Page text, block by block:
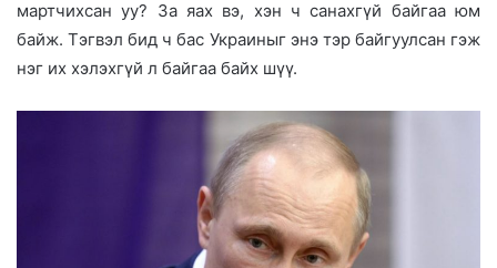
мартчихсан уу? За яах вэ, хэн ч санахгүй байгаа юм
байж. Тэгвэл бид ч бас Украиныг энэ тэр байгуулсан гэж
нэг их хэлэхгүй л байгаа байх шүү.